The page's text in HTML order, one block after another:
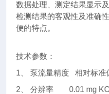
数据处理、测定结果显示
检测结果的客观性及准确
便的特点。
技术参数：
1、泵流量精度 相对标准
2、分辨率 0.01 mg